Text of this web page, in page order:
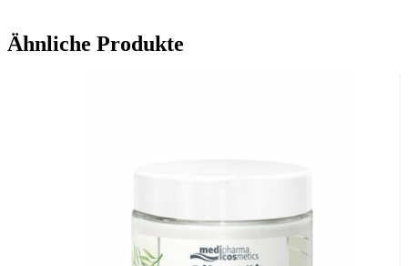
Ähnliche Produkte